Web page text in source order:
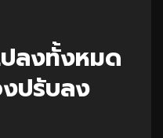
ปลงทั้งหมด
ปรับลง